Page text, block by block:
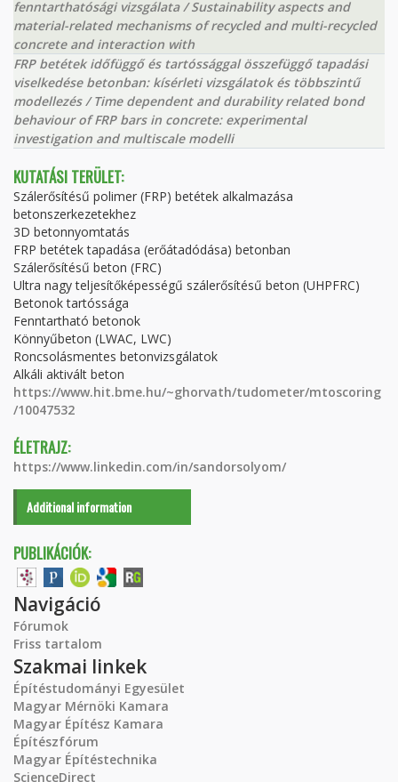
fenntarthatósági vizsgálata / Sustainability aspects and
material-related mechanisms of recycled and multi-recycled
concrete and interaction with
FRP betétek időfüggő és tartóssággal összefüggő tapadási
viselkedése betonban: kísérleti vizsgálatok és többszintű
modellezés / Time dependent and durability related bond
behaviour of FRP bars in concrete: experimental
investigation and multiscale modelli
KUTATÁSI TERÜLET:
Szálerősítésű polimer (FRP) betétek alkalmazása
betonszerkezetekhez
3D betonnyomtatás
FRP betétek tapadása (erőátadódása) betonban
Szálerősítésű beton (FRC)
Ultra nagy teljesítőképességű szálerősítésű beton (UHPFRC)
Betonok tartóssága
Fenntartható betonok
Könnyűbeton (LWAC, LWC)
Roncsolásmentes betonvizsgálatok
Alkáli aktivált beton
https://www.hit.bme.hu/~ghorvath/tudometer/mtoscoring
/10047532
ÉLETRAJZ:
https://www.linkedin.com/in/sandorsolyom/
Additional information
PUBLIKÁCIÓK:
Navigáció
Fórumok
Friss tartalom
Szakmai linkek
Építéstudományi Egyesület
Magyar Mérnöki Kamara
Magyar Építész Kamara
Építészfórum
Magyar Építéstechnika
ScienceDirect